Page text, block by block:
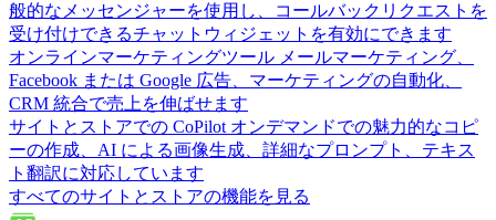
般的なメッセンジャーを使用し、コールバックリクエストを
受け付けできるチャットウィジェットを有効にできます
オンラインマーケティングツール メールマーケティング、
Facebook または Google 広告、マーケティングの自動化、
CRM 統合で売上を伸ばせます
サイトとストアでの CoPilot オンデマンドでの魅力的なコピ
ーの作成、AI による画像生成、詳細なプロンプト、テキス
ト翻訳に対応しています
すべてのサイトとストアの機能を見る